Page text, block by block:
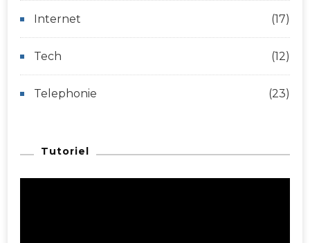
Internet (17)
Tech (12)
Telephonie (23)
Tutoriel